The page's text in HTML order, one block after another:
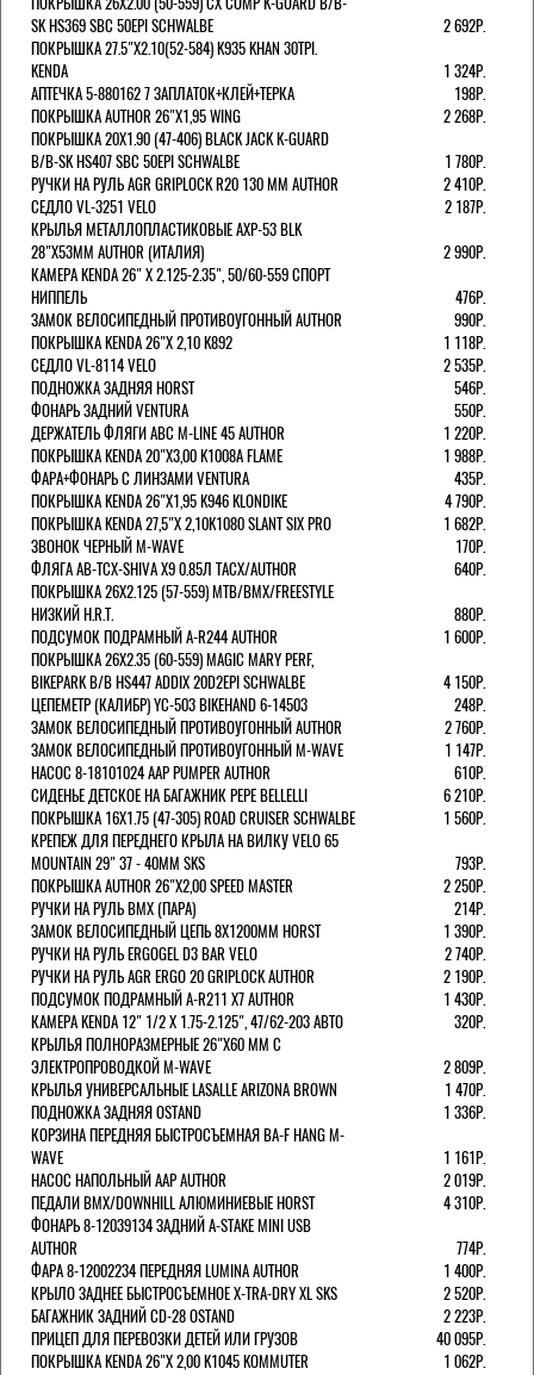
SK HS369 SBC 50EPI SCHWALBE
2 692Р.
ПОКРЫШКА 27.5"Х2.10(52-584) K935 KHAN 30TPI.
KENDA
1 324Р.
АПТЕЧКА 5-880162 7 ЗАПЛАТОК+КЛЕЙ+ТЕРКА
198Р.
ПОКРЫШКА AUTHOR 26"Х1,95 WING
2 268Р.
ПОКРЫШКА 20X1.90 (47-406) BLACK JACK K-GUARD
B/B-SK HS407 SBC 50EPI SCHWALBE
1 780Р.
РУЧКИ НА РУЛЬ AGR GRIPLOCK R20 130 ММ AUTHOR
2 410Р.
СЕДЛО VL-3251 VELO
2 187Р.
КРЫЛЬЯ МЕТАЛЛОПЛАСТИКОВЫЕ AXP-53 BLK
28"Х53ММ AUTHOR (ИТАЛИЯ)
2 990Р.
КАМЕРА KENDA 26" Х 2.125-2.35", 50/60-559 СПОРТ
НИППЕЛЬ
476Р.
ЗАМОК ВЕЛОСИПЕДНЫЙ ПРОТИВОУГОННЫЙ AUTHOR
990Р.
ПОКРЫШКА KENDA 26"Х 2,10 K892
1 118Р.
СЕДЛО VL-8114 VELO
2 535Р.
ПОДНОЖКА ЗАДНЯЯ HORST
546Р.
ФОНАРЬ ЗАДНИЙ VENTURA
550Р.
ДЕРЖАТЕЛЬ ФЛЯГИ АВС M-LINE 45 AUTHOR
1 220Р.
ПОКРЫШКА KENDA 20"Х3,00 K1008A FLAME
1 988Р.
ФАРА+ФОНАРЬ С ЛИНЗАМИ VENTURA
435Р.
ПОКРЫШКА KENDA 26"Х1,95 K946 KLONDIKE
4 790Р.
ПОКРЫШКА KENDA 27,5"Х 2,10K1080 SLANT SIX PRO
1 682Р.
ЗВОНОК ЧЕРНЫЙ M-WAVE
170Р.
ФЛЯГА AB-TCX-SHIVA X9 0.85Л TACX/AUTHOR
640Р.
ПОКРЫШКА 26X2.125 (57-559) MTB/BMX/FREESTYLE
НИЗКИЙ H.R.T.
880Р.
ПОДСУМОК ПОДРАМНЫЙ A-R244 AUTHOR
1 600Р.
ПОКРЫШКА 26X2.35 (60-559) MAGIC MARY PERF,
BIKEPARK B/B HS447 ADDIX 20D2EPI SCHWALBE
4 150Р.
ЦЕПЕМЕТР (КАЛИБР) YC-503 BIKEHAND 6-14503
248Р.
ЗАМОК ВЕЛОСИПЕДНЫЙ ПРОТИВОУГОННЫЙ AUTHOR
2 760Р.
ЗАМОК ВЕЛОСИПЕДНЫЙ ПРОТИВОУГОННЫЙ M-WAVE
1 147Р.
НАСОС 8-18101024 AAP PUMPER AUTHOR
610Р.
СИДЕНЬЕ ДЕТСКОЕ НА БАГАЖНИК PEPE BELLELLI
6 210Р.
ПОКРЫШКА 16X1.75 (47-305) ROAD CRUISER SCHWALBE
1 560Р.
КРЕПЕЖ ДЛЯ ПЕРЕДНЕГО КРЫЛА НА ВИЛКУ VELO 65
MOUNTAIN 29" 37 - 40ММ SKS
793Р.
ПОКРЫШКА AUTHOR 26"Х2,00 SPEED MASTER
2 250Р.
РУЧКИ НА РУЛЬ BMX (ПАРА)
214Р.
ЗАМОК ВЕЛОCИПЕДНЫЙ ЦЕПЬ 8Х1200ММ HORST
1 390Р.
РУЧКИ НА РУЛЬ ERGOGEL D3 BAR VELO
2 740Р.
РУЧКИ НА РУЛЬ AGR ERGO 20 GRIPLOCK AUTHOR
2 190Р.
ПОДСУМОК ПОДРАМНЫЙ A-R211 X7 AUTHOR
1 430Р.
КАМЕРА KENDA 12" 1/2 Х 1.75-2.125", 47/62-203 АВТО
320Р.
КРЫЛЬЯ ПОЛНОРАЗМЕРНЫЕ 26"Х60 ММ С
ЭЛЕКТРОПРОВОДКОЙ M-WAVE
2 809Р.
КРЫЛЬЯ УНИВЕРСАЛЬНЫЕ LASALLE ARIZONA BROWN
1 470Р.
ПОДНОЖКА ЗАДНЯЯ OSTAND
1 336Р.
КОРЗИНА ПЕРЕДНЯЯ БЫСТРОСЪЕМНАЯ BA-F HANG M-
WAVE
1 161Р.
НАСОС НАПОЛЬНЫЙ AAP AUTHOR
2 019Р.
ПЕДАЛИ BMX/DOWNHILL АЛЮМИНИЕВЫЕ HORST
4 310Р.
ФОНАРЬ 8-12039134 ЗАДНИЙ A-STAKE MINI USB
AUTHOR
774Р.
ФАРА 8-12002234 ПЕРЕДНЯЯ LUMINA AUTHOR
1 400Р.
КРЫЛО ЗАДНЕЕ БЫСТРОСЪЕМНОЕ X-TRA-DRY XL SKS
2 520Р.
БАГАЖНИК ЗАДНИЙ CD-28 OSTAND
2 223Р.
ПРИЦЕП ДЛЯ ПЕРЕВОЗКИ ДЕТЕЙ ИЛИ ГРУЗОВ
40 095Р.
ПОКРЫШКА KENDA 26"Х 2,00 K1045 KOMMUTER
1 062Р.